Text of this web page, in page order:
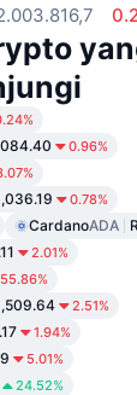
0.96%
0.78%
CardanoADA
2.01%
55.86%
2.51%
1.94%
5.01%
24.52%